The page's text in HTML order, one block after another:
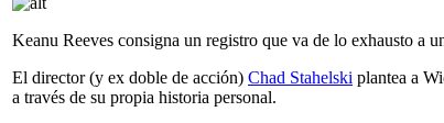
Keanu Reeves consigna un registro que va de lo exhausto a
El director (y ex doble de acción) Chad Stahelski plantea a
a través de su propia historia personal.